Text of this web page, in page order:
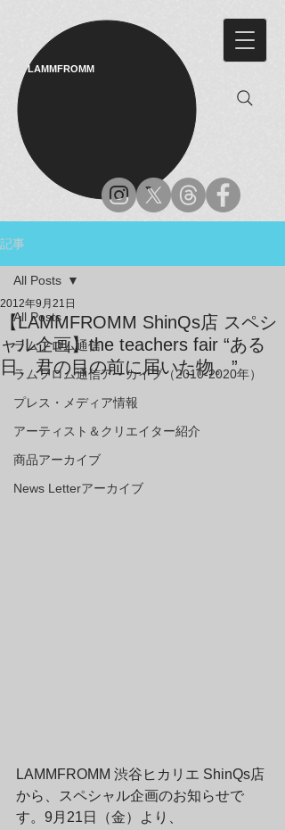
LAMMFROMM​
記事
All Posts
ラムフロム通信
ラムフロム通信アーカイブ（2010-2020年）
プレス・メディア情報
アーティスト＆クリエイター紹介
商品アーカイブ
News Letterアーカイブ
All Posts
【LAMMFROMM ShinQs店 スペシ
ャル企画】the teachers fair “ある
日、君の目の前に届いた物。”
2012年9月21日
LAMMFROMM 渋谷ヒカリエ ShinQs店
から、スペシャル企画のお知らせで
す。9月21日（金）より、